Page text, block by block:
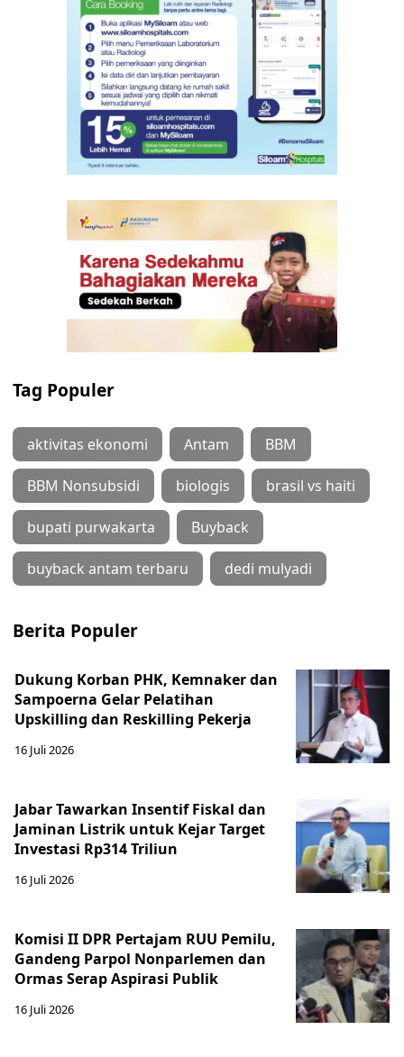
Tag Populer
aktivitas ekonomi Antam BBM
BBM Nonsubsidi biologis brasil vs haiti
bupati purwakarta Buyback
buyback antam terbaru dedi mulyadi
Berita Populer
Dukung Korban PHK, Kemnaker dan
Sampoerna Gelar Pelatihan
Upskilling dan Reskilling Pekerja
16 Juli 2026
Jabar Tawarkan Insentif Fiskal dan
Jaminan Listrik untuk Kejar Target
Investasi Rp314 Triliun
16 Juli 2026
Komisi II DPR Pertajam RUU Pemilu,
Gandeng Parpol Nonparlemen dan
Ormas Serap Aspirasi Publik
16 Juli 2026